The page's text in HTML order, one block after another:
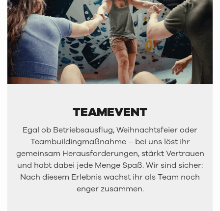
TEAMEVENT
Egal ob Betriebsausflug, Weihnachtsfeier oder
Teambuildingmaßnahme – bei uns löst ihr
gemeinsam Herausforderungen, stärkt Vertrauen
und habt dabei jede Menge Spaß. Wir sind sicher:
Nach diesem Erlebnis wachst ihr als Team noch
enger zusammen.